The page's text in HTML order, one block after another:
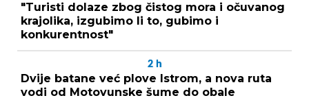
"Turisti dolaze zbog čistog mora i očuvanog
krajolika, izgubimo li to, gubimo i
konkurentnost"
2 h
Dvije batane već plove Istrom, a nova ruta
vodi od Motovunske šume do obale